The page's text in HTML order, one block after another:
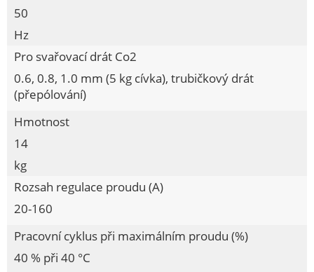
Prodlužovací kabely
Průmyslové odvlhčovače
Ruční postřikovače
Řetězové pily
Sady bitů
Sady nářadí
SDS kladiva
Sekačky
50
Hz
Pro svařovací drát Co2
0.6, 0.8, 1.0 mm (5 kg cívka), trubičkový drát
(přepólování)
Hmotnost
14
kg
Rozsah regulace proudu (A)
20-160
Pracovní cyklus při maximálním proudu (%)
40 % při 40 °C